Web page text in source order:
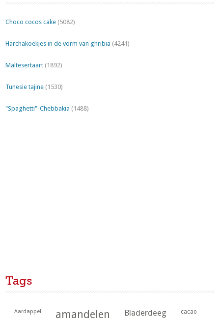
Choco cocos cake (5082)
Harchakoekjes in de vorm van ghribia (4241)
Maltesertaart (1892)
Tunesie tajine (1530)
"Spaghetti"-Chebbakia (1488)
Tags
Aardappel amandelen Bladerdeeg cacao